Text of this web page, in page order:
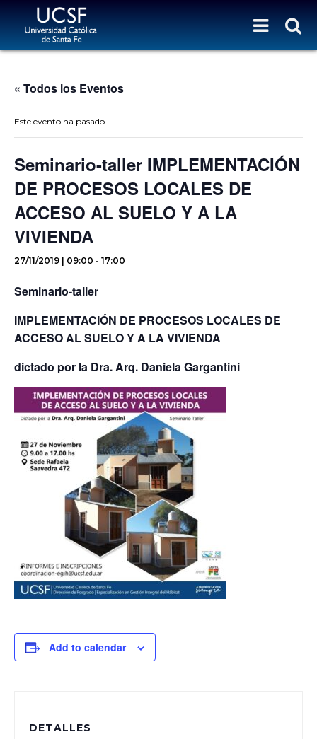
« Todos los Eventos
Este evento ha pasado.
Seminario-taller IMPLEMENTACIÓN
DE PROCESOS LOCALES DE
ACCESO AL SUELO Y A LA
VIVIENDA
27/11/2019 | 09:00 - 17:00
Seminario-taller
IMPLEMENTACIÓN DE PROCESOS LOCALES DE
ACCESO AL SUELO Y A LA VIVIENDA
dictado por la Dra. Arq. Daniela Gargantini
Add to calendar
DETALLES